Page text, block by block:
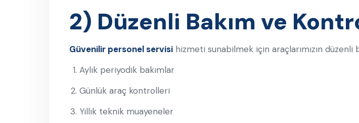
2) Düzenli Bakım ve
Güvenilir personel servisi hizmeti sunabilmek için araçlarımızın
Aylık periyodik bakımlar
Günlük araç kontrolleri
Yıllık teknik muayeneler